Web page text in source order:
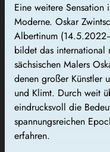
Eine weitere
Moderne. Oskar
Albertinum
bildet das international
sächsischen Malers
denen großer Künstler
und Klimt. Durch weit
eindrucksvoll die
spannungsreichen
erfahren.